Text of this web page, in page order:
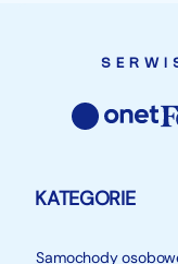
KATEGORIE
Samochody